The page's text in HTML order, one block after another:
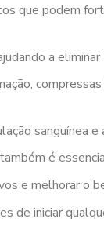
que podem
a
sanguínea e
é
e melhorar o
de iniciar